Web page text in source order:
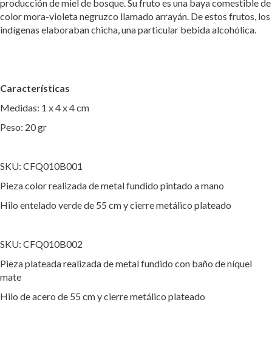
producción de miel de bosque. Su fruto es una baya comestible de
color mora-violeta negruzco llamado arrayán. De estos frutos, los
indígenas elaboraban chicha, una particular bebida alcohólica.
Características
Medidas: 1 x 4 x 4 cm
Peso: 20 gr
SKU: CFQ010B001
Pieza color realizada de metal fundido pintado a mano
Hilo entelado verde de 55 cm y cierre metálico plateado
SKU: CFQ010B002
Pieza plateada realizada de metal fundido con baño de níquel
mate
Hilo de acero de 55 cm y cierre metálico plateado